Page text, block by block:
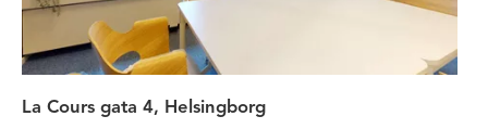
La Cours gata 4, Helsingborg